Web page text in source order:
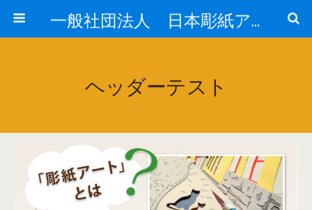
一般社団法人 日本彫紙アート協会公式HP【JCA】
ヘッダーテスト